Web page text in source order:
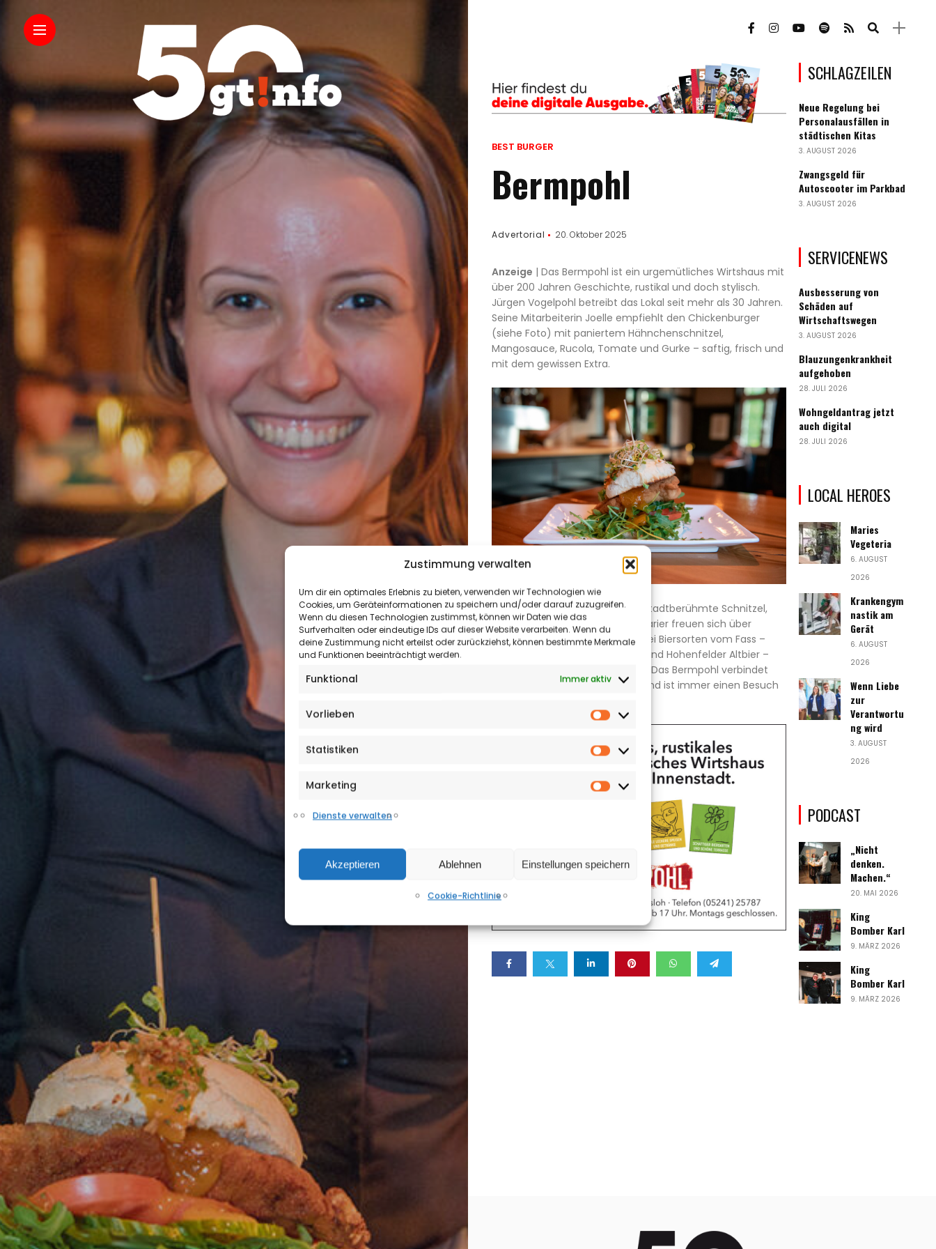
Zustimmung verwalten
Um dir ein optimales Erlebnis zu bieten, verwenden wir Technologien wie
Cookies, um Geräteinformationen zu speichern und/oder darauf zuzugreifen.
Wenn du diesen Technologien zustimmst, können wir Daten wie das
Surfverhalten oder eindeutige IDs auf dieser Website verarbeiten. Wenn du
deine Zustimmung nicht erteilst oder zurückziehst, können bestimmte Merkmale
und Funktionen beeinträchtigt werden.
Funktional Immer aktiv
Vorlieben Vorlieben
Statistiken Statistiken
Marketing Marketing
Dienste verwalten
Akzeptieren Ablehnen Einstellungen speichern
Cookie-Richtlinie
Aktuelles
&
Termine
Kultur
&
Sonderthemen
Ausgaben-
BEST BURGER
Bermpohl
Advertorial 20. Oktober 2025
Anzeige | Das Bermpohl ist ein urgemütliches Wirtshaus mit
über 200 Jahren Geschichte, rustikal und doch stylisch.
Jürgen Vogelpohl betreibt das Lokal seit mehr als 30 Jahren.
Seine Mitarbeiterin Joelle empfiehlt den Chickenburger
(siehe Foto) mit paniertem Hähnchenschnitzel,
Mangosauce, Rucola, Tomate und Gurke – saftig, frisch und
mit dem gewissen Extra.
Neben Burgern gibt’s hier auch stadtberühmte Schnitzel,
frische Salate und Pizzen. Vegetarier freuen sich über
Falafel- und Halloumi-Burger. Drei Biersorten vom Fass –
König Pilsener, Benediktiner Hell und Hohenfelder Altbier –
sorgen für den passenden Drink. Das Bermpohl verbindet
Tradition mit moderner Küche und ist immer einen Besuch
SCHLAGZEILEN
Neue Regelung bei
Personalausfällen in
städtischen Kitas
3. AUGUST 2026
Zwangsgeld für
Autoscooter im Parkbad
3. AUGUST 2026
SERVICENEWS
Ausbesserung von
Schäden auf
Wirtschaftswegen
3. AUGUST 2026
Blauzungenkrankheit
aufgehoben
28. JULI 2026
Wohngeldantrag jetzt
auch digital
28. JULI 2026
LOCAL HEROES
Maries
Vegeteria
6. AUGUST
2026
Krankengym
nastik am
Gerät
6. AUGUST
2026
Wenn Liebe
zur
Verantwortu
ng wird
3. AUGUST
2026
PODCAST
„Nicht
denken.
Machen.“
20. MAI 2026
King
Bomber Karl
9. MÄRZ 2026
King
Bomber Karl
9. MÄRZ 2026